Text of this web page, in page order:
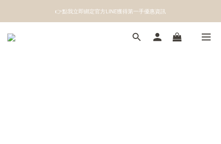
👉點我立即綁定官方LINE獲得第一手優惠資訊
👉點我立即綁定官方LINE獲得第一手優惠資訊
註冊成為新會員即領100元購物金